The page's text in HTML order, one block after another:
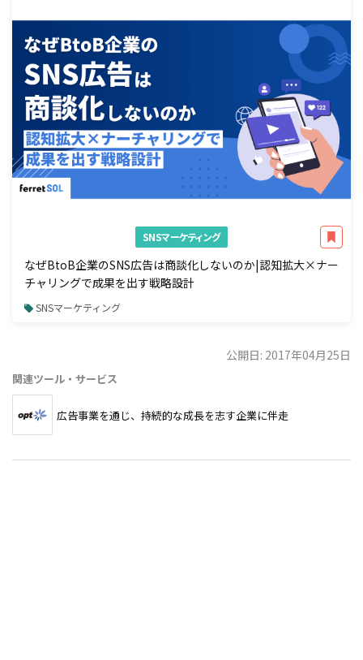
SNSマーケティング
なぜBtoB企業のSNS広告は商談化しないのか|認知拡大×ナー
チャリングで成果を出す戦略設計
SNSマーケティング
公開日: 2017年04月25日
関連ツール・サービス
広告事業を通じ、持続的な成長を志す企業に伴走